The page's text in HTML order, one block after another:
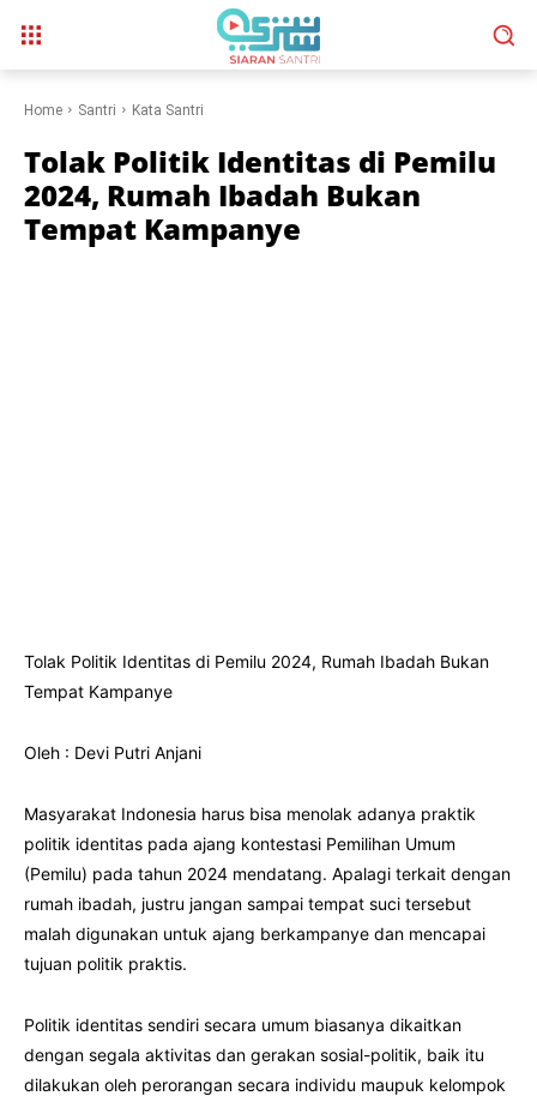
Home Santri Kata Santri
Tolak Politik Identitas di Pemilu
2024, Rumah Ibadah Bukan
Tempat Kampanye
Tolak Politik Identitas di Pemilu 2024, Rumah Ibadah Bukan
Tempat Kampanye
Oleh : Devi Putri Anjani
Masyarakat Indonesia harus bisa menolak adanya praktik
politik identitas pada ajang kontestasi Pemilihan Umum
(Pemilu) pada tahun 2024 mendatang. Apalagi terkait dengan
rumah ibadah, justru jangan sampai tempat suci tersebut
malah digunakan untuk ajang berkampanye dan mencapai
tujuan politik praktis.
Politik identitas sendiri secara umum biasanya dikaitkan
dengan segala aktivitas dan gerakan sosial-politik, baik itu
dilakukan oleh perorangan secara individu maupuk kelompok